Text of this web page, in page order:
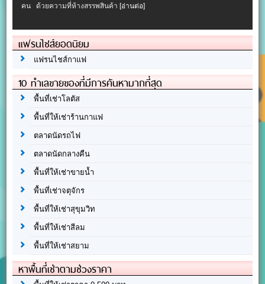
คน ด้วยความที่ห้างสรรพสินค้า [อ่านต่อ]
แฟรนไชส์ยอดนิยม
แฟรนไชส์กาแฟ
10 ทำเลขายของที่มีการค้นหามากที่สุด
พื้นที่เช่าโลตัส
พื้นที่ให้เช่าร้านกาแฟ
ตลาดนัดรถไฟ
ตลาดนัดกลางคืน
พื้นที่ให้เช่าขายน้ำ
พื้นที่เช่าจตุจักร
พื้นที่ให้เช่าสุขุมวิท
พื้นที่ให้เช่าสีลม
พื้นที่ให้เช่าสยาม
หาพื้นที่เช่าตามช่วงราคา